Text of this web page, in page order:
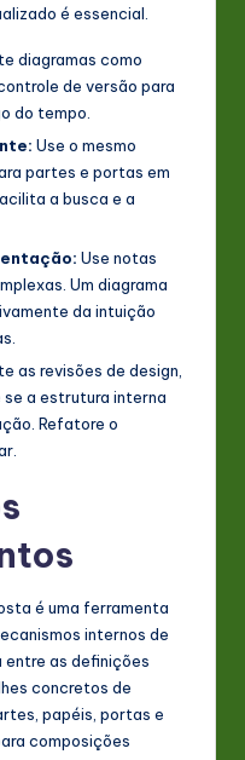
é essencial.
diagramas como
de versão para
do tempo.
Use o mesmo
partes e portas em
a busca e a
Use notas
Um diagrama
da intuição
as revisões de design,
a estrutura interna
Refatore o
é uma ferramenta
internos de
entre as definições
concretos de
papéis, portas e
composições